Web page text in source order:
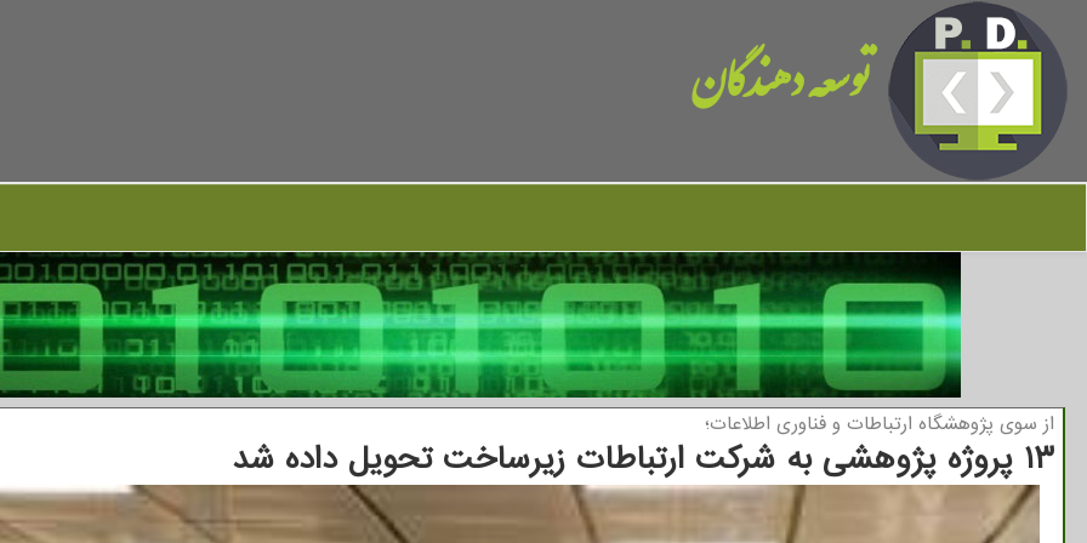
توسعه دهندگان
از سوی پژوهشگاه ارتباطات و فناوری اطلاعات؛
۱۳ پروژه پژوهشی به شرکت ارتباطات زیرساخت تحویل داده شد